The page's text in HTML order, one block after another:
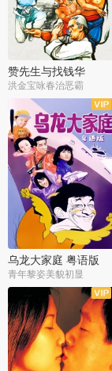
赞先生与找钱华
洪金宝咏春治恶霸
乌龙大家庭 粤语版
青年黎姿美貌初显